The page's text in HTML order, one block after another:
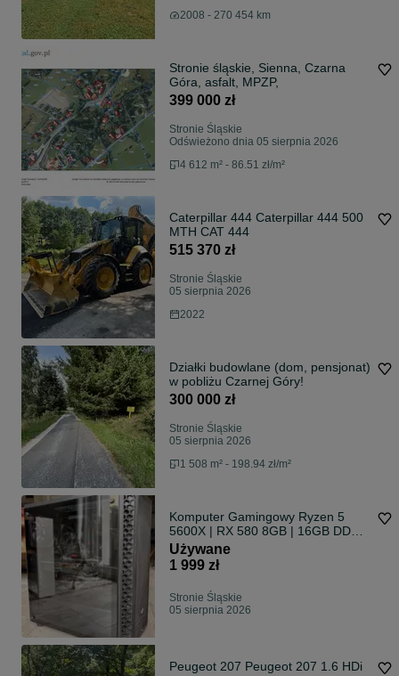
2008 - 270 454 km
Stronie śląskie, Sienna, Czarna
Góra, asfalt, MPZP,
399 000 zł
Stronie Śląskie
Odświeżono dnia 05 sierpnia 2026
4 612 m² - 86.51 zł/m²
Caterpillar 444 Caterpillar 444 500
MTH CAT 444
515 370 zł
Stronie Śląskie
05 sierpnia 2026
2022
Działki budowlane (dom, pensjonat)
w pobliżu Czarnej Góry!
300 000 zł
Stronie Śląskie
05 sierpnia 2026
1 508 m² - 198.94 zł/m²
Komputer Gamingowy Ryzen 5
5600X | RX 580 8GB | 16GB DDR4
| SSD NVMe | Monitor AOC IPS |
Windows 11
Używane
1 999 zł
Stronie Śląskie
05 sierpnia 2026
Peugeot 207 Peugeot 207 1.6 HDi